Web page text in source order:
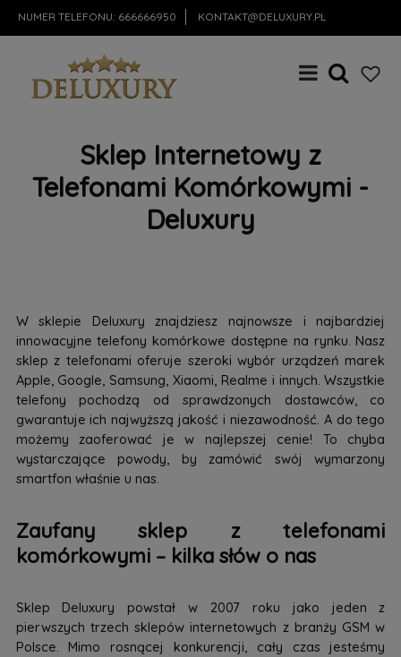
NUMER TELEFONU: 666666950 KONTAKT@DELUXURY.PL
Sklep Internetowy z
Telefonami Komórkowymi -
Deluxury
W sklepie Deluxury znajdziesz najnowsze i najbardziej
innowacyjne telefony komórkowe dostępne na rynku. Nasz
sklep z telefonami oferuje szeroki wybór urządzeń marek
Apple, Google, Samsung, Xiaomi, Realme i innych. Wszystkie
telefony pochodzą od sprawdzonych dostawców, co
gwarantuje ich najwyższą jakość i niezawodność. A do tego
możemy zaoferować je w najlepszej cenie! To chyba
wystarczające powody, by zamówić swój wymarzony
smartfon właśnie u nas.
Zaufany sklep z telefonami
komórkowymi – kilka słów o nas
Sklep Deluxury powstał w 2007 roku jako jeden z
pierwszych trzech sklepów internetowych z branży GSM w
Polsce. Mimo rosnącej konkurencji, cały czas jesteśmy